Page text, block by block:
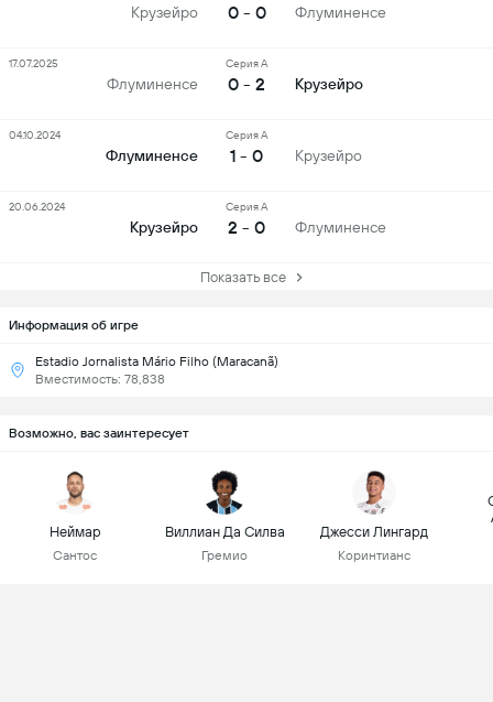
Информация об игре
Estadio Jornalista Mário Filho (Maracanã)
Вместимость: 78,838
Крузейро 0 - 0 Флуминенсе
Флуминенсе
Серия А
0 - 2 Крузейро
17.07.2025
Флуминенсе
Серия А
1 - 0 Крузейро
04.10.2024
Крузейро
Серия А
2 - 0 Флуминенсе
20.06.2024
Показать все
Возможно, вас заинтересует
Неймар
Сантос
Виллиан Да Силва
Гремио
Джесси Лингард
Коринтианс